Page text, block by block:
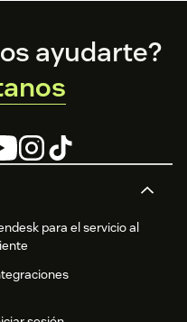
para el servicio al
ayudarte?